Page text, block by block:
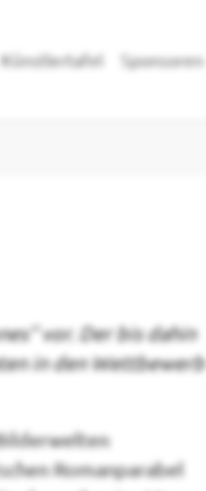
Künstlertafel Sponsoren
vor. Der bis dahin
in den Wettbewerb
Romanparabel